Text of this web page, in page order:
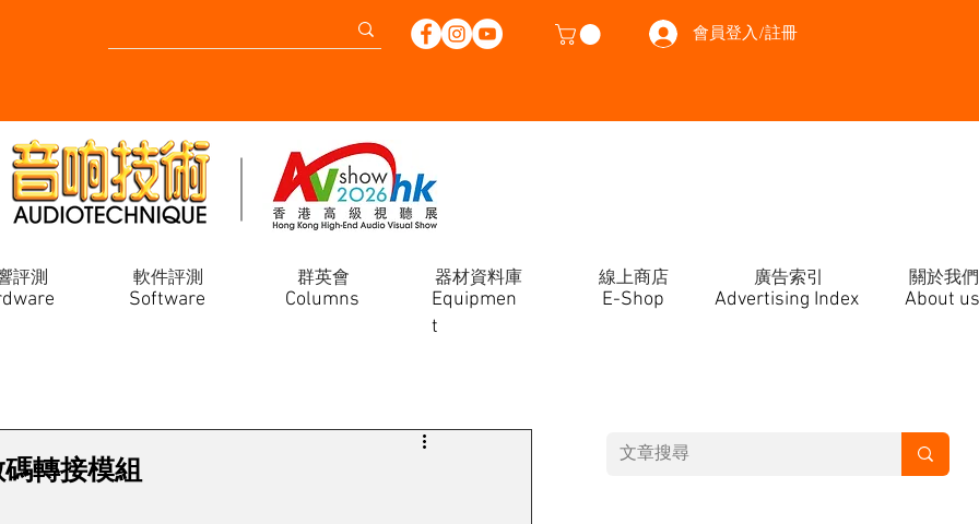
會員登入/註冊
評測 軟件評測 群英會 器材資料庫 線上商店 廣告索引 關於我們
Software
Equipmen
t
E-Shop
Columns About us
Advertising Index
碼轉接模組